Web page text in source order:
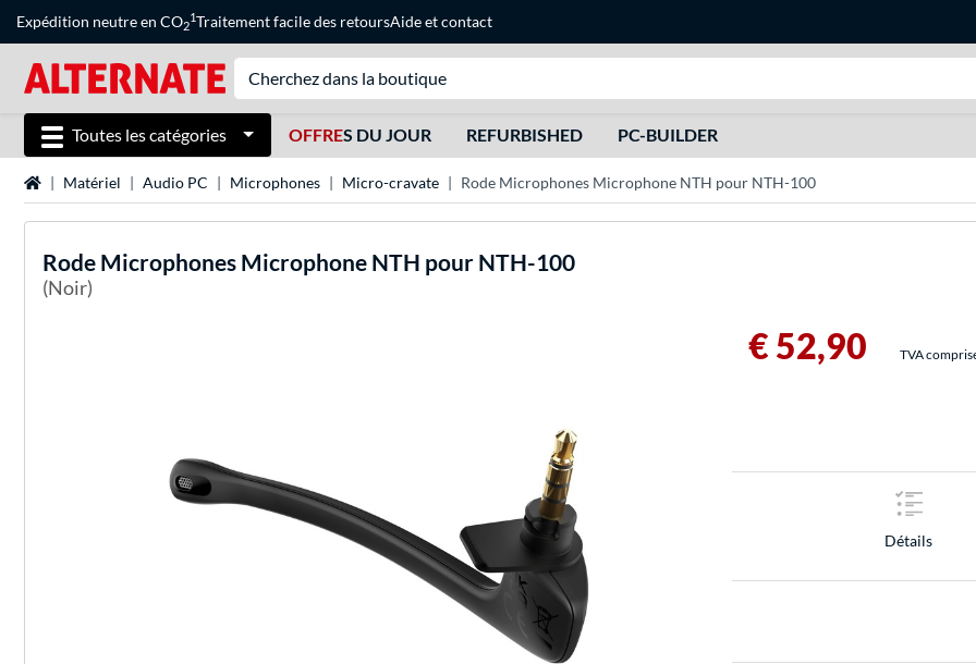
Expédition neutre en CO2
1Traitement facile des retoursAideetcontact
Toutes les catégories OFFRES DU JOUR REFURBISHED PC-BUILDER
Page d'accueil
Matériel Audio PC Microphones Micro-cravate Rode Microphones Microphone NTH pour NTH-100
Rode Microphones Microphone NTH pour NTH-100
(Noir)
€ 52,90 TVA
Détails